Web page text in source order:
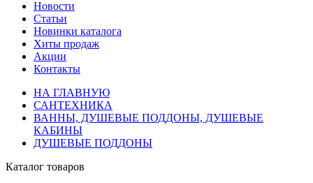
Новости
Статьи
Новинки каталога
Хиты продаж
Акции
Контакты
НА ГЛАВНУЮ
САНТЕХНИКА
ВАННЫ, ДУШЕВЫЕ ПОДДОНЫ, ДУШЕВЫЕ
КАБИНЫ
ДУШЕВЫЕ ПОДДОНЫ
Каталог товаров